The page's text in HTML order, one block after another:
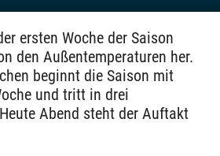
ersten Woche der Saison
den Außentemperaturen her.
beginnt die Saison mit
und tritt in drei
Abend steht der Auftakt